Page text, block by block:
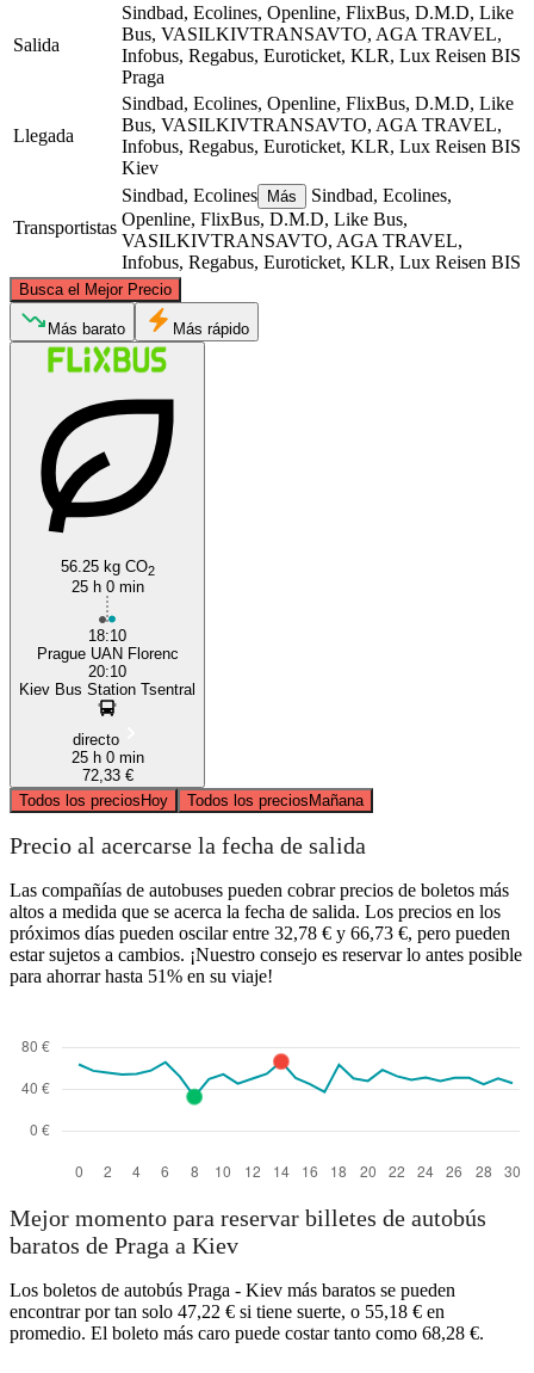
Salida
Sindbad, Ecolines, Openline, FlixBus, D.M.D, Like
Bus, VASILKIVTRANSAVTO, AGA TRAVEL,
Infobus, Regabus, Euroticket, KLR, Lux Reisen BIS
Praga
Llegada
Sindbad, Ecolines, Openline, FlixBus, D.M.D, Like
Bus, VASILKIVTRANSAVTO, AGA TRAVEL,
Infobus, Regabus, Euroticket, KLR, Lux Reisen BIS
Kiev
Transportistas
Sindbad, Ecolines Más
Sindbad, Ecolines,
Openline, FlixBus, D.M.D, Like Bus,
VASILKIVTRANSAVTO, AGA TRAVEL,
Infobus, Regabus, Euroticket, KLR, Lux Reisen BIS
Busca el Mejor Precio
Prague
©CARTO, © OpenStreetMapcontributors
Más barato Más rápido
56.25 kg CO2
25 h 0 min
18:10
Prague UAN Florenc
20:10
Kiev Bus Station Tsentral
directo
25 h 0 min
72,33 €
Todos los preciosHoy Todos los preciosMañana
Precio al acercarse la fecha de salida
Las compañías de autobuses pueden cobrar precios de boletos más
altos a medida que se acerca la fecha de salida. Los precios en los
próximos días pueden oscilar entre 32,78 € y 66,73 €, pero pueden
estar sujetos a cambios. ¡Nuestro consejo es reservar lo antes posible
para ahorrar hasta 51% en su viaje!
Mejor momento para reservar billetes de autobús
baratos de Praga a Kiev
Los boletos de autobús Praga - Kiev más baratos se pueden
encontrar por tan solo 47,22 € si tiene suerte, o 55,18 € en
promedio. El boleto más caro puede costar tanto como 68,28 €.